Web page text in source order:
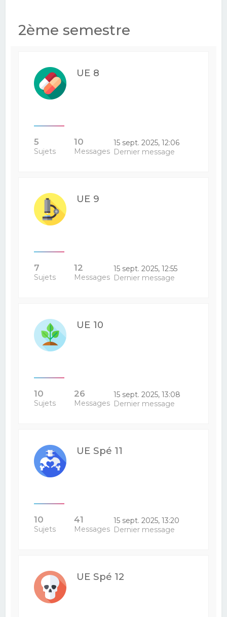
2ème semestre
UE 8
5
Sujets
10
Messages
15 sept. 2025, 12:06
Dernier message
UE 9
7
Sujets
12
Messages
15 sept. 2025, 12:55
Dernier message
UE 10
10
Sujets
26
Messages
15 sept. 2025, 13:08
Dernier message
UE Spé 11
10
Sujets
41
Messages
15 sept. 2025, 13:20
Dernier message
UE Spé 12